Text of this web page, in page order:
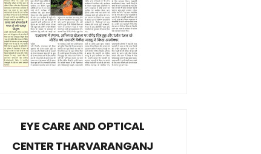
EYE CARE AND OPTICAL
CENTER THARVARANGANJ